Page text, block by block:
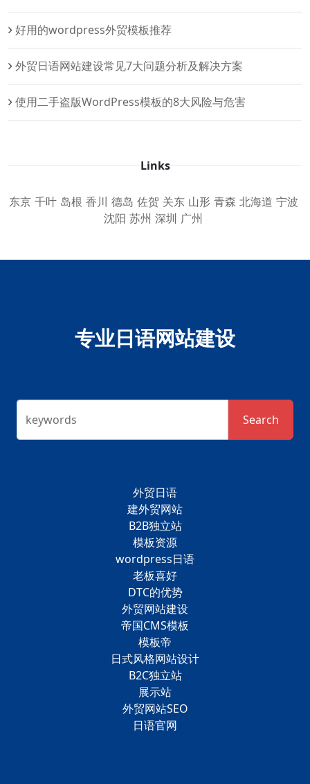
好用的wordpress外贸模板推荐
外贸日语网站建设常见7大问题分析及解决方案
使用二手盗版WordPress模板的8大风险与危害
Links
东京 千叶 岛根 香川 德岛 佐贺 关东 山形 青森 北海道 宁波
沈阳 苏州 深圳 广州
专业日语网站建设
keywords Search
外贸日语
建外贸网站
B2B独立站
模板资源
wordpress日语
老板喜好
DTC的优势
外贸网站建设
帝国CMS模板
模板帝
日式风格网站设计
B2C独立站
展示站
外贸网站SEO
日语官网